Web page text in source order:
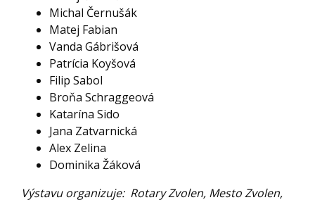
Michal Černušák
Matej Fabian
Vanda Gábrišová
Patrícia Koyšová
Filip Sabol
Broňa Schraggeová
Katarína Sido
Jana Zatvarnická
Alex Zelina
Dominika Žáková
Výstavu organizuje: Rotary Zvolen, Mesto Zvolen,